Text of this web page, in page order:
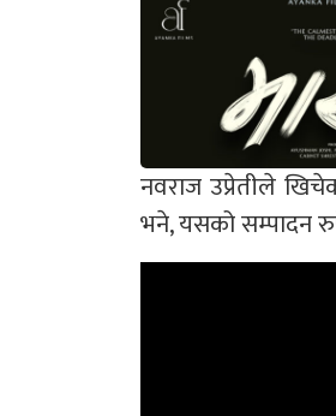
नवराज उप्रेतीले
भने, यसको सम्पादन